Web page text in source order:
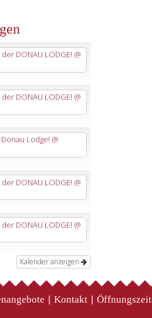
DONAU LODGE! @
DONAU LODGE! @
Lodge! @
DONAU LODGE! @
DONAU LODGE! @
Kalender anzeigen
Kontakt